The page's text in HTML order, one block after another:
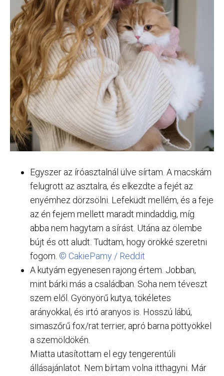
Egyszer az íróasztalnál ülve sírtam. A macskám
felugrott az asztalra, és elkezdte a fejét az
enyémhez dörzsölni. Lefeküdt mellém, és a feje
az én fejem mellett maradt mindaddig, míg
abba nem hagytam a sírást. Utána az ölembe
bújt és ott aludt. Tudtam, hogy örökké szeretni
fogom. © CakiePamy / Reddit
A kutyám egyenesen rajong értem. Jobban,
mint bárki más a családban. Soha nem téveszt
szem elől. Gyönyörű kutya, tökéletes
arányokkal, és irtó aranyos is. Hosszú lábú,
simaszőrű fox/rat terrier, apró barna pöttyökkel
a szemöldökén.
Miatta utasítottam el egy tengerentúli
állásajánlatot. Nem bírtam volna itthagyni. Már